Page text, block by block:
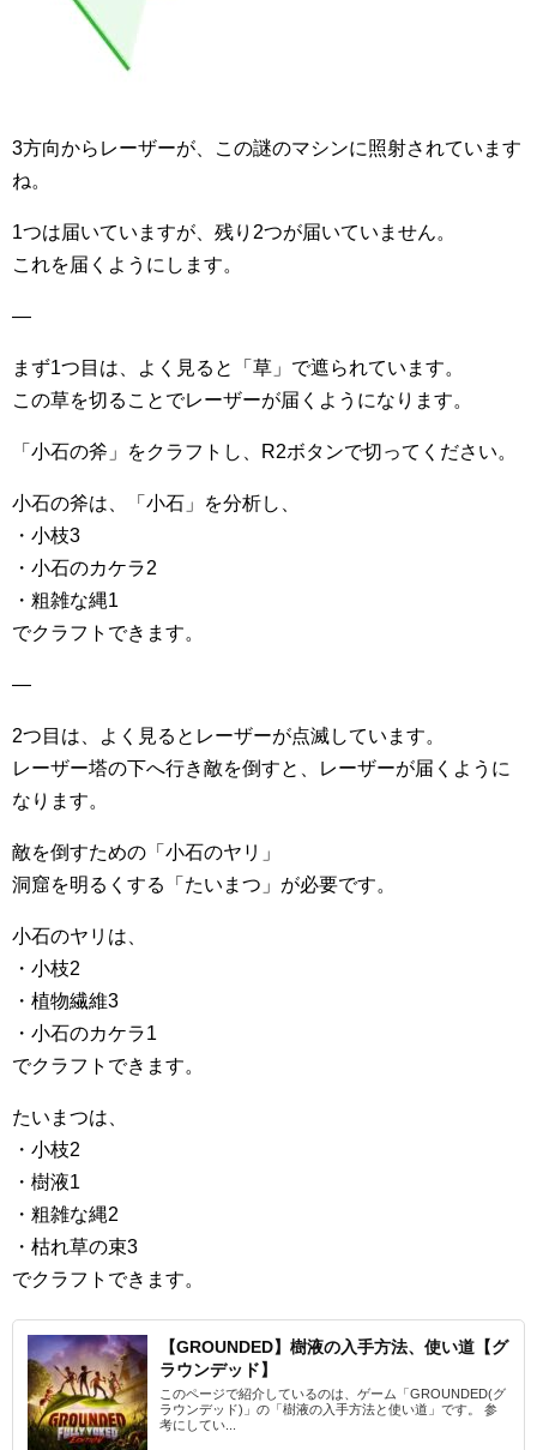
3方向からレーザーが、この謎のマシンに照射されています
ね。
1つは届いていますが、残り2つが届いていません。
これを届くようにします。
—
まず1つ目は、よく見ると「草」で遮られています。
この草を切ることでレーザーが届くようになります。
「小石の斧」をクラフトし、R2ボタンで切ってください。
小石の斧は、「小石」を分析し、
・小枝3
・小石のカケラ2
・粗雑な縄1
でクラフトできます。
—
2つ目は、よく見るとレーザーが点滅しています。
レーザー塔の下へ行き敵を倒すと、レーザーが届くように
なります。
敵を倒すための「小石のヤリ」
洞窟を明るくする「たいまつ」が必要です。
小石のヤリは、
・小枝2
・植物繊維3
・小石のカケラ1
でクラフトできます。
たいまつは、
・小枝2
・樹液1
・粗雑な縄2
・枯れ草の束3
でクラフトできます。
【GROUNDED】樹液の入手方法、使い道【グ
ラウンデッド】
このページで紹介しているのは、ゲーム「GROUNDED(グ
ラウンデッド)」の「樹液の入手方法と使い道」です。 参
考にしてい...